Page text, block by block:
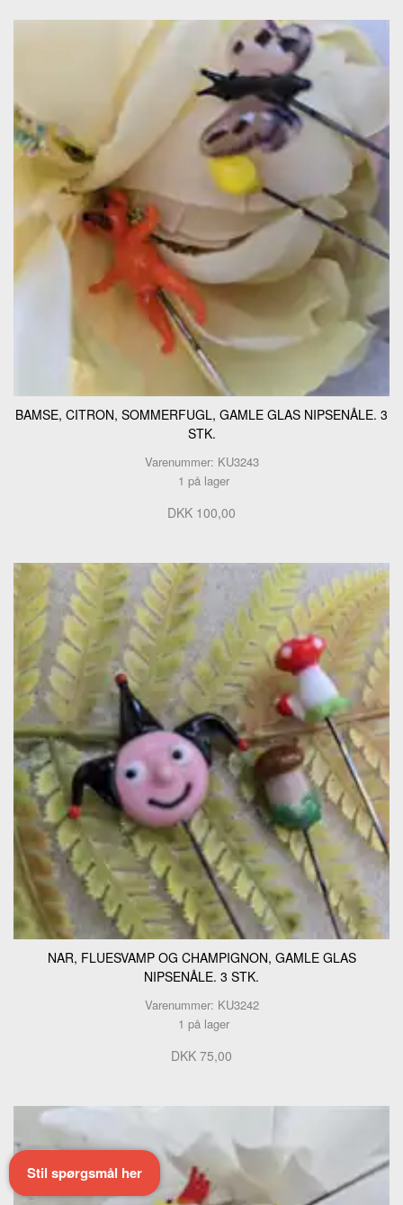
BAMSE, CITRON, SOMMERFUGL, GAMLE GLAS NIPSENÅLE. 3
STK.
Varenummer: KU3243
1 på lager
DKK 100,00
NAR, FLUESVAMP OG CHAMPIGNON, GAMLE GLAS
NIPSENÅLE. 3 STK.
Varenummer: KU3242
1 på lager
DKK 75,00
Stil spørgsmål her